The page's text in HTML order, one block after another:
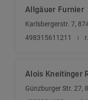
Allgäuer Furnier
Karlsbergerstr. 7,
498315611211
Alois Kneitinger
Günzburger Str. 27,